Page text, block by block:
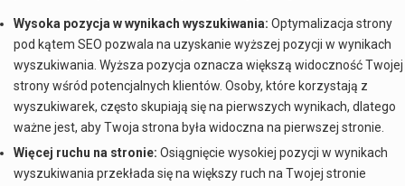
Wysoka pozycja w wynikach wyszukiwania: Optymalizacja strony
pod kątem SEO pozwala na uzyskanie wyższej pozycji w wynikach
wyszukiwania. Wyższa pozycja oznacza większą widoczność Twojej
strony wśród potencjalnych klientów. Osoby, które korzystają z
wyszukiwarek, często skupiają się na pierwszych wynikach, dlatego
ważne jest, aby Twoja strona była widoczna na pierwszej stronie.
Więcej ruchu na stronie: Osiągnięcie wysokiej pozycji w wynikach
wyszukiwania przekłada się na większy ruch na Twojej stronie